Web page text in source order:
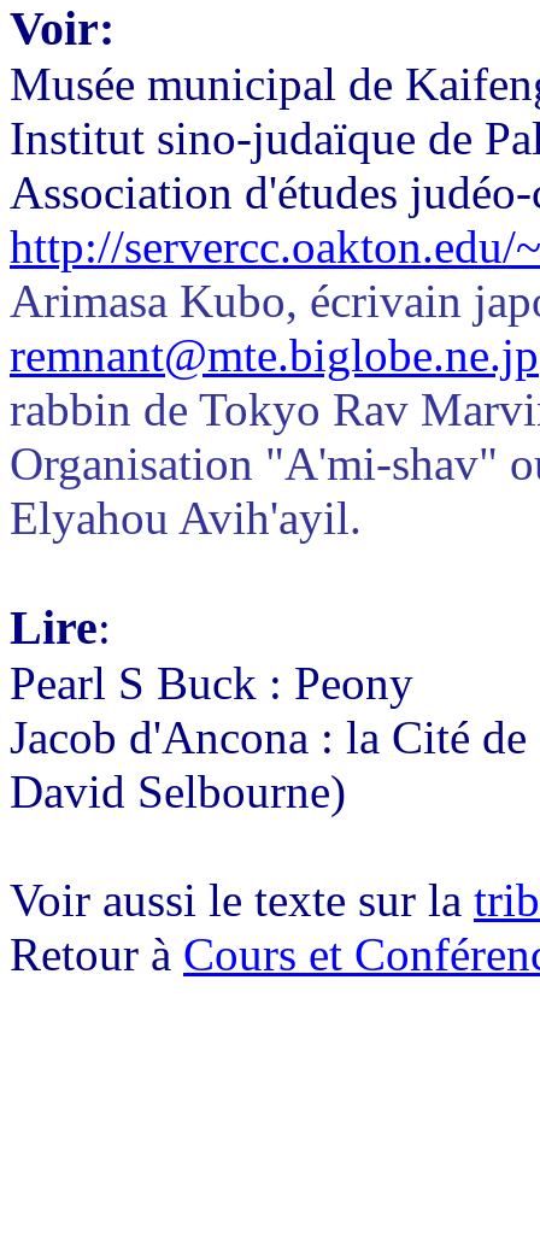
Voir:
Musée municipal de
Institut sino-judaïque de
Association d'études
http://
Arimasa Kubo, écrivain
remnant@mte.biglobe.ne.jp
rabbin de Tokyo Rav
Organisation "A'mi-shav"
Elyahou Avih'ayil.
Lire:
Pearl S Buck : Peony
Jacob d'Ancona : la Cité
David Selbourne)
Voir aussi le texte sur la
Retour à Cours et